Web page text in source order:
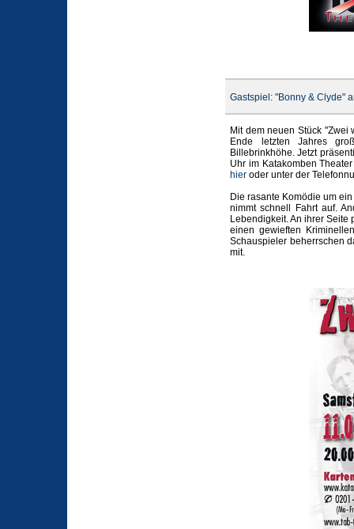
Gastspiel: "Bonny & Clyde"
Mit dem neuen Stück "Zwei
Ende letzten Jahres
Billebrinkhöhe. Jetzt
Uhr im Katakomben
hier oder unter der
Die rasante Komödie um
nimmt schnell Fahrt auf.
Lebendigkeit. An ihrer Seite
einen gewieften
Schauspieler beherrschen
mit.